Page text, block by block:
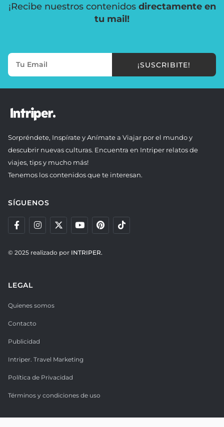
¡Recibe nuestros contenidos directamente en
tu mail!
¡SUSCRIBITE!
Sorpréndete, Inspírate y Anímate a Viajar por el mundo y
descubrir nuevas culturas. Encuentra en Intriper relatos de
viajes, tips y mucho más!
Tenemos los contenidos que te interesan.
SÍGUENOS
© 2025 realizado por INTRIPER.
LEGAL
Quienes somos
Contacto
Publicidad
Intriper. Travel Marketing
Política de Privacidad
Términos y condiciones de uso